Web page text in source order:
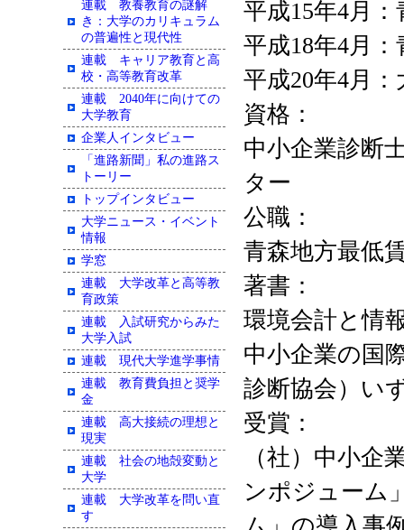
平成15年4月
平成18年4月
平成20年4月
資格：
中小企業診断
ター
公職：
青森地方最低
著書：
環境会計と情
中小企業の国
診断協会）い
受賞：
（社）中小企
ンポジューム
連載 教養教育の謎解
き：大学のカリキュラム
の普遍性と現代性
連載 キャリア教育と高
校・高等教育改革
連載 2040年に向けての
大学教育
企業人インタビュー
「進路新聞」私の進路ス
トーリー
トップインタビュー
大学ニュース・イベント
情報
学窓
連載 大学改革と高等教
育政策
連載 入試研究からみた
大学入試
連載 現代大学進学事情
連載 教育費負担と奨学
金
連載 高大接続の理想と
現実
連載 社会の地殻変動と
大学
連載 大学改革を問い直
す